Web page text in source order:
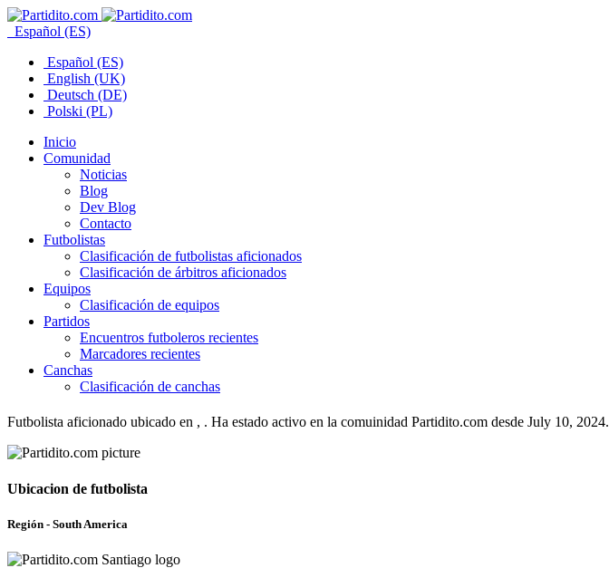
Español (ES)
Español (ES)
English (UK)
Deutsch (DE)
Polski (PL)
Inicio
Comunidad
Noticias
Blog
Dev Blog
Contacto
Futbolistas
Clasificación de futbolistas aficionados
Clasificación de árbitros aficionados
Equipos
Clasificación de equipos
Partidos
Encuentros futboleros recientes
Marcadores recientes
Canchas
Clasificación de canchas
Futbolista aficionado ubicado en , . Ha estado activo en la comuinidad Partidito.com desde July 10, 2024.
Ubicacion de futbolista
Región - South America